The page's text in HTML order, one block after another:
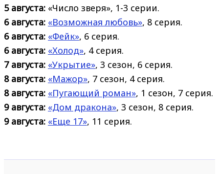
5 августа: «Число зверя», 1-3 серии.
6 августа: «Возможная любовь», 8 серия.
6 августа: «Фейк», 6 серия.
6 августа: «Холод», 4 серия.
7 августа: «Укрытие», 3 сезон, 6 серия.
8 августа: «Мажор», 7 сезон, 4 серия.
8 августа: «Пугающий роман», 1 сезон, 7 серия.
9 августа: «Дом дракона», 3 сезон, 8 серия.
9 августа: «Еще 17», 11 серия.